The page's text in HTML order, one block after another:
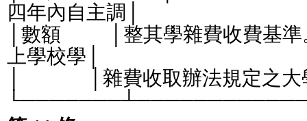
四年內自主調│
│數額          │整其學雜費收費
上學校學│
│              │雜費收取辦法規定之大學。